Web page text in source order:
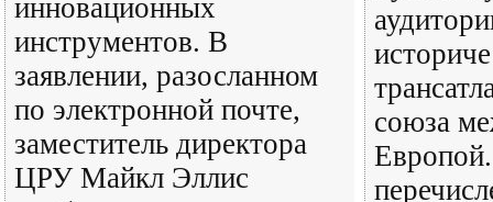
инновационных
инструментов. В
заявлении, разосланном
по электронной почте,
заместитель директора
ЦРУ Майкл Эллис
союза